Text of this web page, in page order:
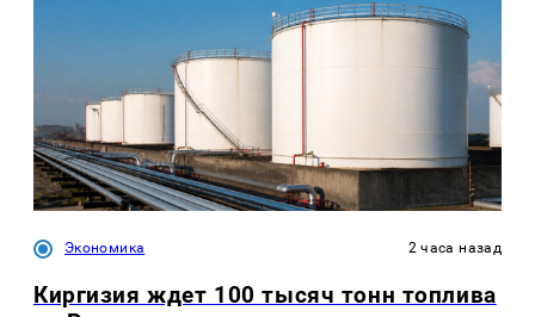
Экономика 2 часа назад
Киргизия ждет 100 тысяч тонн топлива